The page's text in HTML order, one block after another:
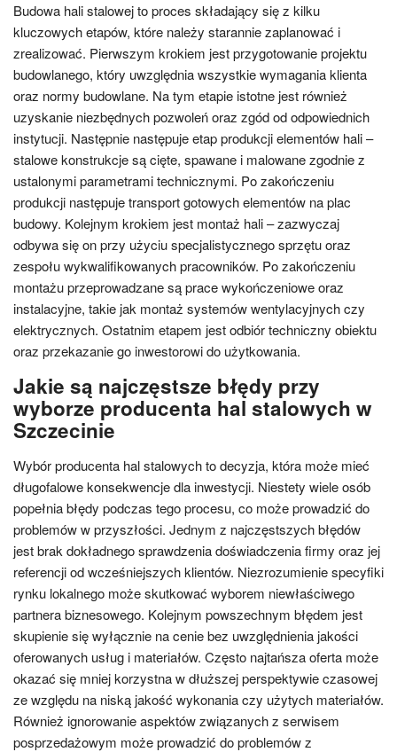
Budowa hali stalowej to proces składający się z kilku
kluczowych etapów, które należy starannie zaplanować i
zrealizować. Pierwszym krokiem jest przygotowanie projektu
budowlanego, który uwzględnia wszystkie wymagania klienta
oraz normy budowlane. Na tym etapie istotne jest również
uzyskanie niezbędnych pozwoleń oraz zgód od odpowiednich
instytucji. Następnie następuje etap produkcji elementów hali –
stalowe konstrukcje są cięte, spawane i malowane zgodnie z
ustalonymi parametrami technicznymi. Po zakończeniu
produkcji następuje transport gotowych elementów na plac
budowy. Kolejnym krokiem jest montaż hali – zazwyczaj
odbywa się on przy użyciu specjalistycznego sprzętu oraz
zespołu wykwalifikowanych pracowników. Po zakończeniu
montażu przeprowadzane są prace wykończeniowe oraz
instalacyjne, takie jak montaż systemów wentylacyjnych czy
elektrycznych. Ostatnim etapem jest odbiór techniczny obiektu
oraz przekazanie go inwestorowi do użytkowania.
Jakie są najczęstsze błędy przy
wyborze producenta hal stalowych w
Szczecinie
Wybór producenta hal stalowych to decyzja, która może mieć
długofalowe konsekwencje dla inwestycji. Niestety wiele osób
popełnia błędy podczas tego procesu, co może prowadzić do
problemów w przyszłości. Jednym z najczęstszych błędów
jest brak dokładnego sprawdzenia doświadczenia firmy oraz jej
referencji od wcześniejszych klientów. Niezrozumienie specyfiki
rynku lokalnego może skutkować wyborem niewłaściwego
partnera biznesowego. Kolejnym powszechnym błędem jest
skupienie się wyłącznie na cenie bez uwzględnienia jakości
oferowanych usług i materiałów. Często najtańsza oferta może
okazać się mniej korzystna w dłuższej perspektywie czasowej
ze względu na niską jakość wykonania czy użytych materiałów.
Również ignorowanie aspektów związanych z serwisem
posprzedażowym może prowadzić do problemów z